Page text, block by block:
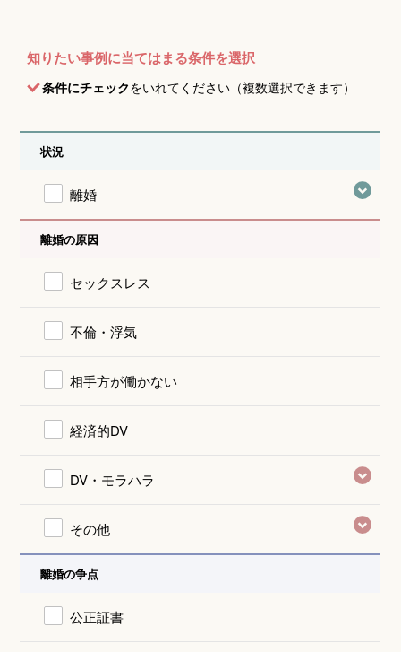
知りたい事例に当てはまる条件を選択
条件にチェックをいれてください（複数選択できます）
状況
離婚
離婚の原因
セックスレス
不倫・浮気
相手方が働かない
経済的DV
DV・モラハラ
その他
離婚の争点
公正証書